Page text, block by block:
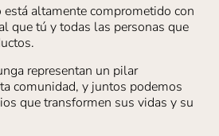
altamente comprometido con
que tú y todas las personas que
representan un pilar
comunidad, y juntos podemos
que transformen sus vidas y su